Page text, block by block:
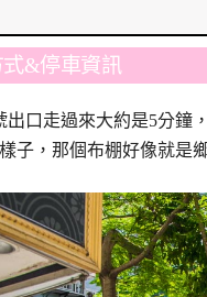
&停車資訊
出口走過來大約是5分鐘
子，那個布棚好像就是